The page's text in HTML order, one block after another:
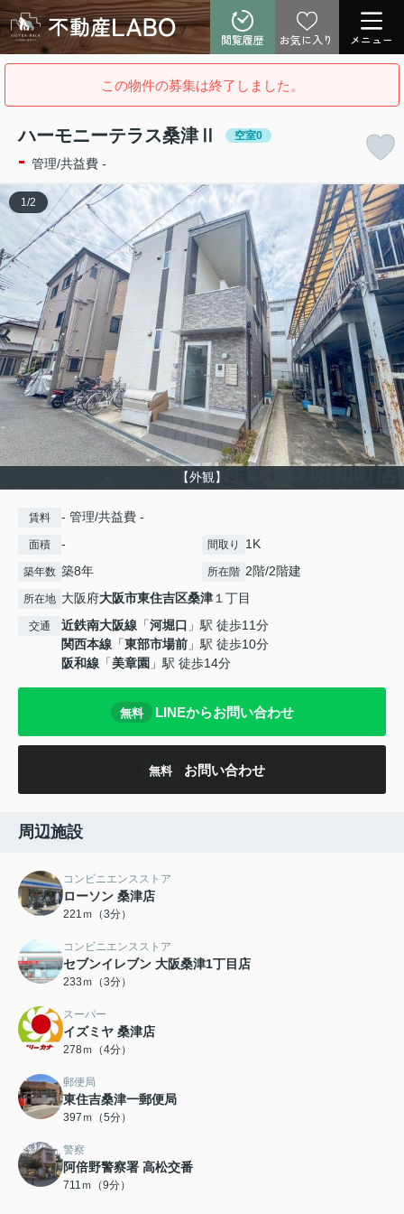
閲覧履歴 お気に入り メニュー
この物件の募集は終了しました。
ハーモニーテラス桑津Ⅱ 空室0
- 管理/共益費 -
【外観】
1 /2
賃料 - 管理/共益費 -
面積 - 間取り 1K
築年数 築8年 所在階 2階/2階建
所在地 大阪府大阪市東住吉区桑津 １丁目
交通 近鉄南大阪線 「河堀口 」駅 徒歩11分
関西本線 「東部市場前 」駅 徒歩10分
阪和線 「美章園 」駅 徒歩14分
無料 LINEからお問い合わせ
無料 お問い合わせ
周辺施設
コンビニエンスストア
ローソン 桑津店
221ｍ（3分）
コンビニエンスストア
セブンイレブン 大阪桑津1丁目店
233ｍ（3分）
スーパー
イズミヤ 桑津店
278ｍ（4分）
郵便局
東住吉桑津一郵便局
397ｍ（5分）
警察
阿倍野警察署 高松交番
711ｍ（9分）